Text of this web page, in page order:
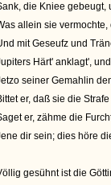
die Kniee gebeugt,
allein sie vermochte,
mit Geseufz und
Härt' anklagt',
seiner Gemahlin
er, daß sie die
er, zähme die
dir sein; dies höre
gesühnt ist die